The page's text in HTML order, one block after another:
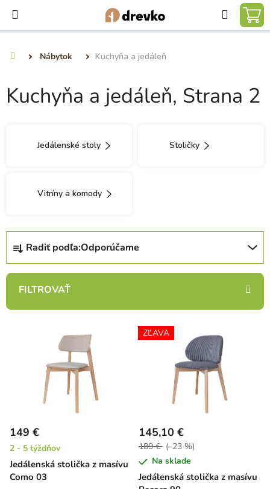
obsah
Hľadať
Nábytok Kuchyňa a jedáleň
Kuchyňa a jedáleň, Strana 2
Jedálenské stoly Stoličky
Vitríny a komody
R
d
n
k
t
o
v
Radiť podľa:Odporúčame
o
d
u
Jedálenská stolička z masívu
Como 03
149 €
2 - 5 týždňov
ZĽAVA
Jedálenská stolička z masívu
145,10 €
189 € (–23 %)
Na sklade